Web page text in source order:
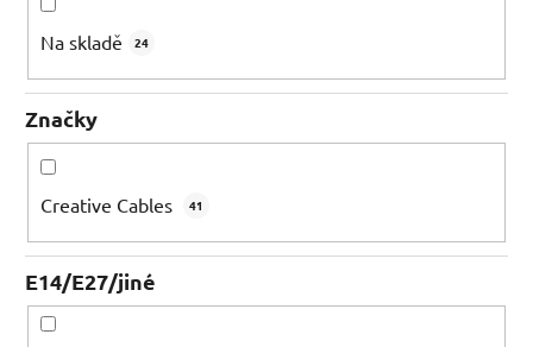
Na skladě 24
Značky
Creative Cables 41
E14/E27/jiné